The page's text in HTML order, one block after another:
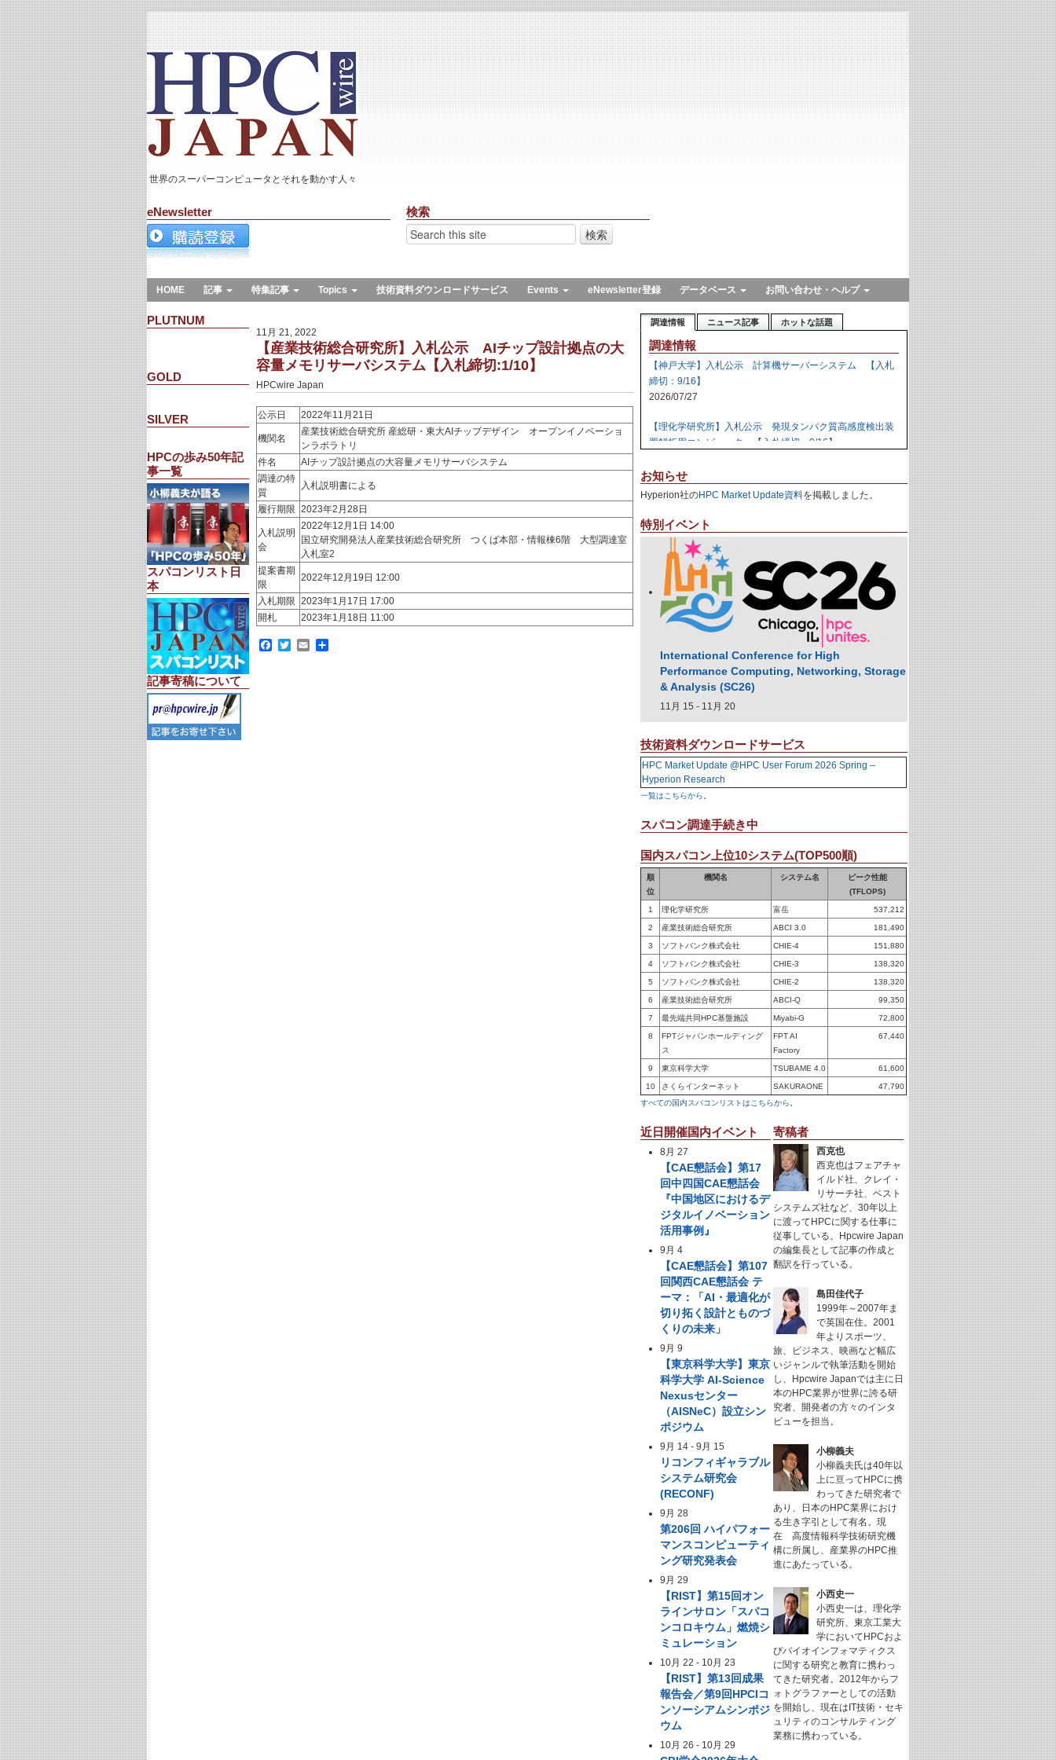
世界のスーパーコンピュータとそれを動かす人々
eNewsletter 検索
HOME 記事 特集記事 Topics 技術資料ダウンロードサービス Events eNewsletter登録 データベース お問い合わせ・ヘルプ
PLUTNUM
GOLD
SILVER
HPCの歩み50年記
事一覧
スパコンリスト日
本
記事寄稿について
11月 21, 2022
【産業技術総合研究所】入札公示 AIチップ設計拠点の大
容量メモリサーバシステム【入札締切:1/10】
HPCwire Japan
公示日 2022年11月21日
機関名
産業技術総合研究所 産総研・東大AIチップデザイン オープンイノベーショ
ンラボラトリ
件名
AIチップ設計拠点の大容量メモリサーバシステム
調達の特
質
入札説明書による
履行期限 2023年2月28日
入札説明
会
2022年12月1日 14:00
国立研究開発法人産業技術総合研究所 つくば本部・情報棟6階 大型調達室
入札室2
提案書期
限
2022年12月19日 12:00
入札期限 2023年1月17日 17:00
開札
2023年1月18日 11:00
Facebook
TwitterEmail
共
調達情報 ニュース記事 ホットな話題
調達情報
【神戸大学】入札公示 計算機サーバーシステム 【入札
締切：9/16】
2026/07/27
【理化学研究所】入札公示 発現タンパク質高感度検出装
置解析用コンピュータ 【入札締切：9/16】
【日本原子力研究開発機構】資料招請 ＧＰＵ計算機シス
2026/07/24
【日本原子力研究開発機構】入札公示 炉心損傷解析用ク
ラスタ計算機の購入 【入札締切：9/29】
2026/07/23
【高知大学】落札公示 人工知能用計算ノード 【株式会
社エレパ】 31,988,000円
お知らせ
Hyperion社のHPC Market Update資料を掲載しました。
特別イベント
International Conference for High
Performance Computing, Networking, Storage
& Analysis (SC26)
11月 15 - 11月 20
技術資料ダウンロードサービス
HPC Market Update @HPC User Forum 2026 Spring –
Hyperion Research
一覧はこちらから
スパコン調達手続き中
国内スパコン上位10システム(TOP500順)
順
位
機関名 システム名
ピーク性能
(TFLOPS)
1 理化学研究所 富岳 537,212
2 産業技術総合研究所 ABCI 3.0 181,490
3 ソフトバンク株式会社 CHIE-4 151,880
4 ソフトバンク株式会社 CHIE-3 138,320
5 ソフトバンク株式会社 CHIE-2 138,320
6 産業技術総合研究所 ABCI-Q 99,350
7 最先端共同HPC基盤施設 Miyabi-G 72,800
8
FPTジャパンホールディング
ス
FPT AI
Factory
67,440
9 東京科学大学 TSUBAME 4.0 61,600
10 さくらインターネット SAKURAONE
47,790
すべての国内スパコンリストはこちらから
近日開催国内イベント
8月 27
【CAE懇話会】第17
回中四国CAE懇話会
『中国地区におけるデ
ジタルイノベーション
活用事例』
9月 4
【CAE懇話会】第107
回関西CAE懇話会 テ
ーマ：「AI・最適化が
切り拓く設計とものづ
くりの未来」
9月 9
【東京科学大学】東京
科学大学 AI-Science
Nexusセンター
（AISNeC）設立シン
ポジウム
9月 14 -9月 15
リコンフィギャラブル
システム研究会
(RECONF)
9月 28
第206回 ハイパフォー
マンスコンピューティ
ング研究発表会
9月 29
【RIST】第15回オン
ラインサロン「スパコ
ンコロキウム」燃焼シ
ミュレーション
10月 22 - 10月 23
【RIST】第13回成果
報告会／第9回HPCIコ
ンソーシアムシンポジ
ウム
10月 26 - 10月 29
寄稿者
西克也
西克也はフェアチャ
イルド社、クレイ・
リサーチ社、ベスト
システムズ社など、30年以上
に渡ってHPCに関する仕事に
従事している。Hpcwire Japan
の編集長として記事の作成と
翻訳を行っている。
島田佳代子
1999年～2007年ま
で英国在住。2001
年よりスポーツ、
旅、ビジネス、映画など幅広
いジャンルで執筆活動を開始
し、Hpcwire Japanでは主に日
本のHPC業界が世界に誇る研
究者、開発者の方々のインタ
ビューを担当。
小柳義夫
小柳義夫氏は40年以
上に亘ってHPCに携
わってきた研究者で
あり、日本のHPC業界におけ
る生き字引として有名。現
在 高度情報科学技術研究機
構に所属し、産業界のHPC推
進にあたっている。
小西史一
小西史一は、理化学
研究所、東京工業大
学においてHPCおよ
びバイオインフォマティクス
に関する研究と教育に携わっ
てきた研究者。2012年からフ
ォトグラファーとしての活動
を開始し、現在はIT技術・セキ
ュリティのコンサルティング
業務に携わっている。